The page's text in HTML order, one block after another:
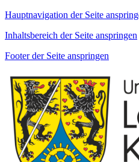
Hauptnavigation der Seite
Inhaltsbereich der Seite anspringen
Footer der Seite anspringen